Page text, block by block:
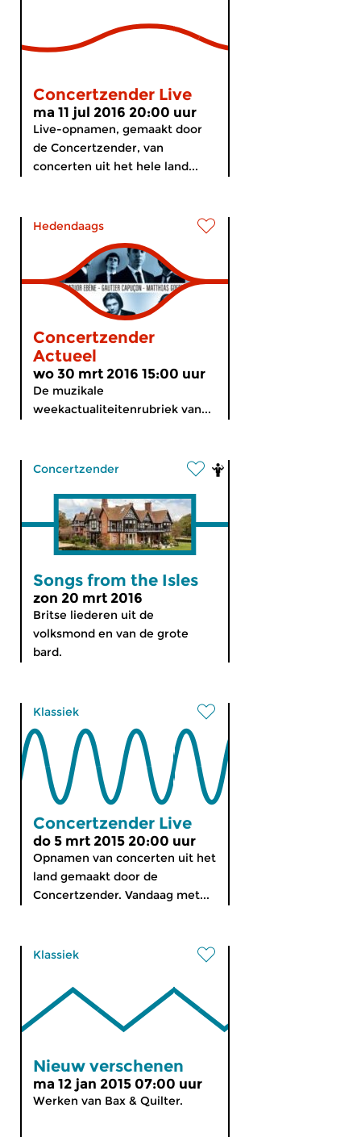
Concertzender Live
ma 11 jul 2016 20:00 uur
Live-opnamen, gemaakt door
de Concertzender, van
concerten uit het hele land...
Hedendaags
Concertzender
Actueel
wo 30 mrt 2016 15:00 uur
De muzikale
weekactualiteitenrubriek van...
Concertzender
Songs from the Isles
zon 20 mrt 2016
Britse liederen uit de
volksmond en van de grote
bard.
Klassiek
Concertzender Live
do 5 mrt 2015 20:00 uur
Opnamen van concerten uit het
land gemaakt door de
Concertzender. Vandaag met...
Klassiek
Nieuw verschenen
ma 12 jan 2015 07:00 uur
Werken van Bax & Quilter.